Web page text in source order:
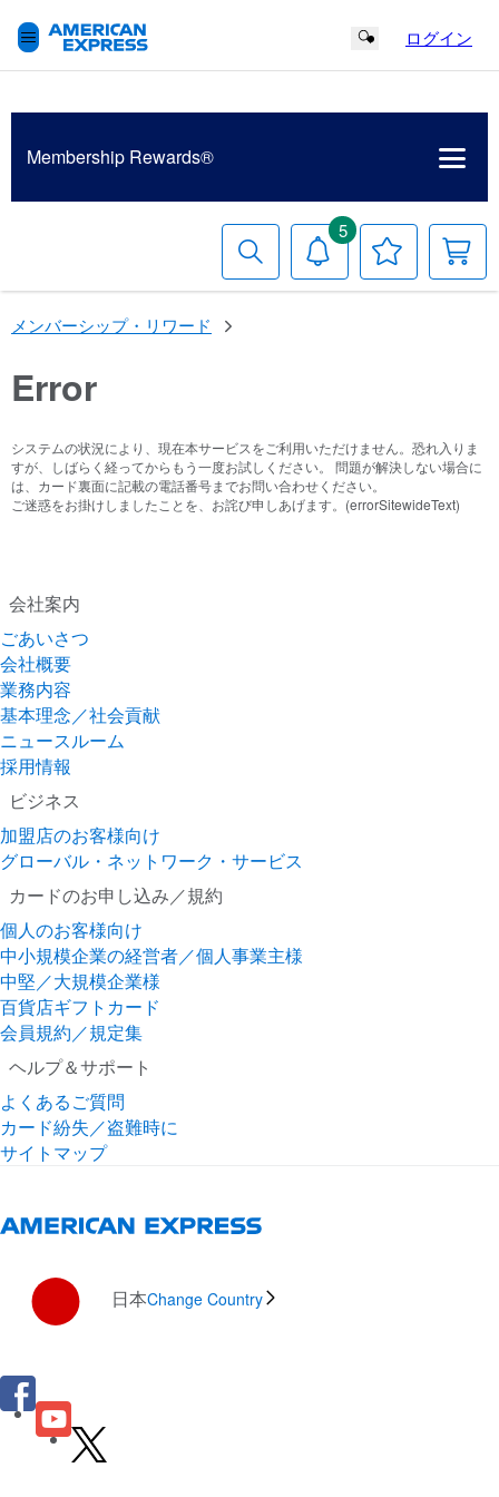
Search Button
ログイン
Membership Rewards®
検
す
お
ら
5
お
に
カ
ト
メンバーシップ・リワード
Error
システムの状況により、現在本サービスをご利用いただけません。恐れ入りま
すが、しばらく経ってからもう一度お試しください。 問題が解決しない場合に
は、カード裏面に記載の電話番号までお問い合わせください。
ご迷惑をお掛けしましたことを、お詫び申しあげます。(errorSitewideText)
会社案内
ごあいさつ
会社概要
業務内容
基本理念／社会貢献
ニュースルーム
採用情報
ビジネス
加盟店のお客様向け
グローバル・ネットワーク・サービス
カードのお申し込み／規約
個人のお客様向け
中小規模企業の経営者／個人事業主様
中堅／大規模企業様
百貨店ギフトカード
会員規約／規定集
ヘルプ＆サポート
よくあるご質問
カード紛失／盗難時に
サイトマップ
日本Change Country